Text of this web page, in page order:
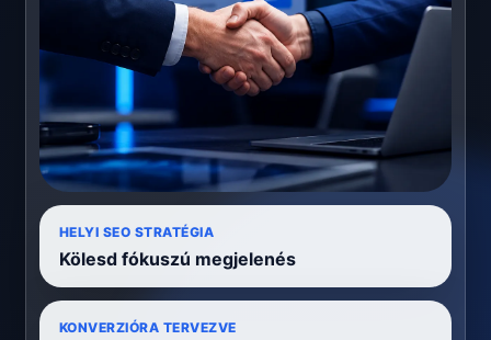
HELYI SEO STRATÉGIA
Kölesd fókuszú megjelenés
KONVERZIÓRA TERVEZVE